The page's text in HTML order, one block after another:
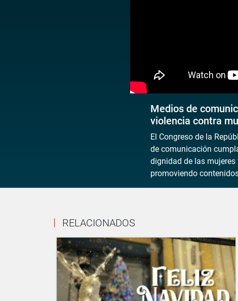
Medios de
violencia contra
El Congreso de la
de comunicación
dignidad de las
promoviendo
RELACIONADOS